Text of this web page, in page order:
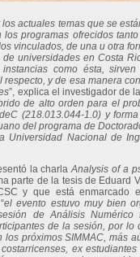
actuales temas que se
programas ofrecidos
vinculados, de una u otra
universidades en Costa
como ésta,
y de esa manera
”, explica el investigador de
de alto orden para el
(218.013.044-1.0) y
del programa de
Universidad Nacional de
la charlaAnalysis of a
parte de la tesis de Eduard
y que está enmarcado
el evento estuvo muy bien
de Análisis
de la sesión, por lo
próximos SIMMAC, más
ex